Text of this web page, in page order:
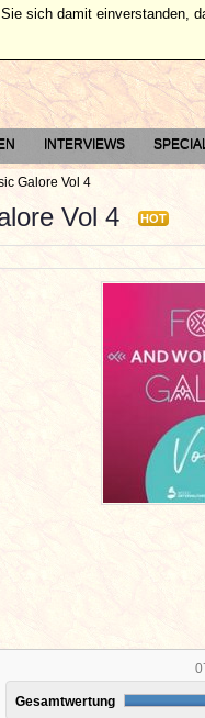
INTERVIEWS
Galore Vol 4
Vol 4 HOT
Gesamtwertung
sich damit einverstanden,